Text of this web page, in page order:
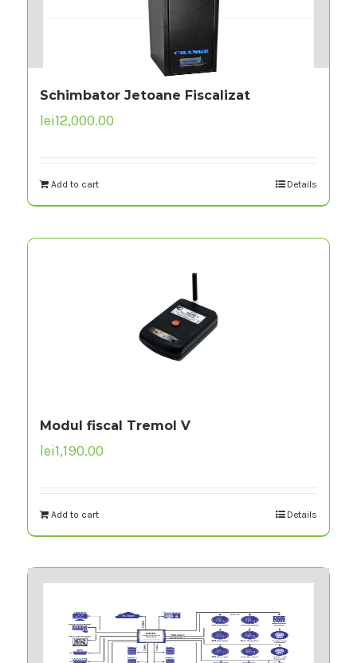
Schimbator Jetoane Fiscalizat
lei12,000.00
Add to cart Details
Modul fiscal Tremol V
lei1,190.00
Add to cart Details